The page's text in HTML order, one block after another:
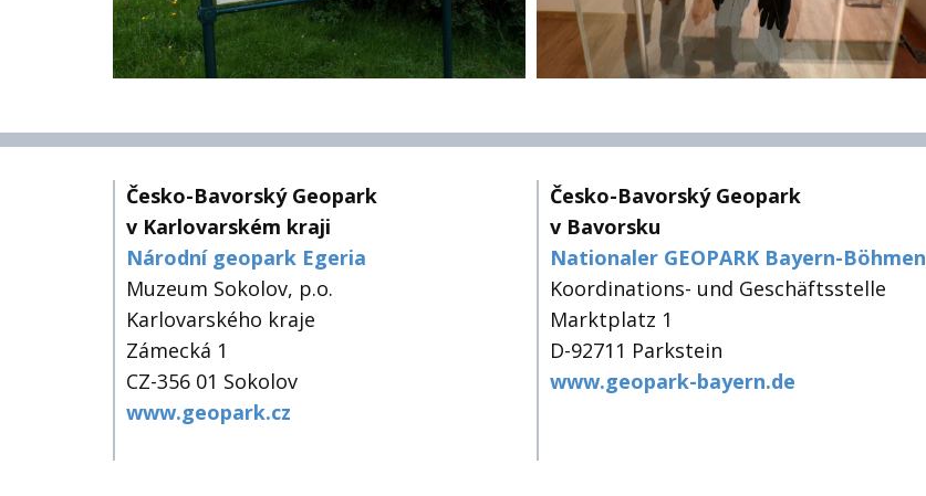
Česko-Bavorský Geopark
v Karlovarském kraji
Národní geopark Egeria
Muzeum Sokolov, p.o.
Karlovarského kraje
Zámecká 1
CZ-356 01 Sokolov
www.geopark.cz
Česko-Bavorský Geopark
v Bavorsku
Nationaler GEOPARK Bayern-Böhmen
Koordinations- und Geschäftsstelle
Marktplatz 1
D-92711 Parkstein
www.geopark-bayern.de